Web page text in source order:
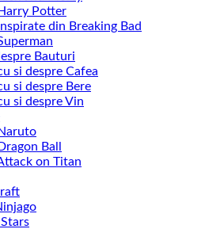
Potter
din Breaking Bad
Bauturi
si despre Cafea
si despre Bere
si despre Vin
Ball
on Titan